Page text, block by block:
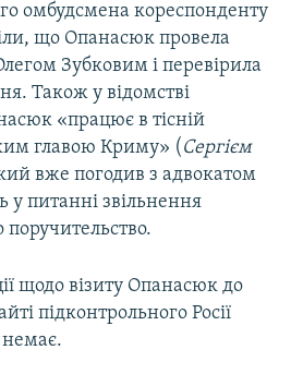
омбудсмена кореспонденту
що Опанасюк провела
Зубковим і перевірила
Також у відомстві
«працює в тісній
главою Криму» ( Сергієм
вже погодив з адвокатом
у питанні звільнення
поручительство.
щодо візиту Опанасюк до
підконтрольного Росії